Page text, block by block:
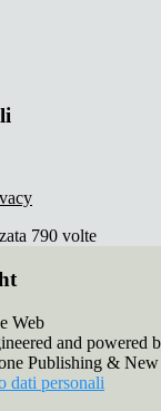
790 volte
and powered
Publishing &
dati personali